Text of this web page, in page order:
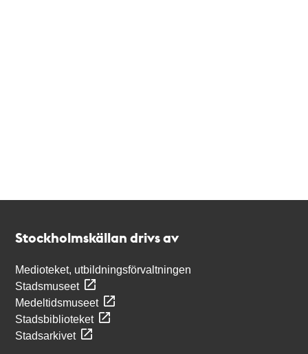
Stockholmskällan drivs av
Medioteket, utbildningsförvaltningen
Stadsmuseet
Medeltidsmuseet
Stadsbiblioteket
Stadsarkivet